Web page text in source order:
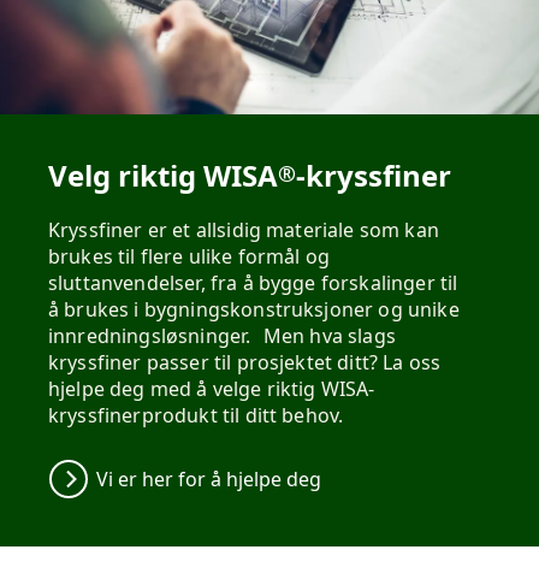
Velg riktig WISA®-kryssfiner
Kryssfiner er et allsidig materiale som kan
brukes til flere ulike formål og
sluttanvendelser, fra å bygge forskalinger til
å brukes i bygningskonstruksjoner og unike
innredningsløsninger. Men hva slags
kryssfiner passer til prosjektet ditt? La oss
hjelpe deg med å velge riktig WISA-
kryssfinerprodukt til ditt behov.
Vi er her for å hjelpe deg